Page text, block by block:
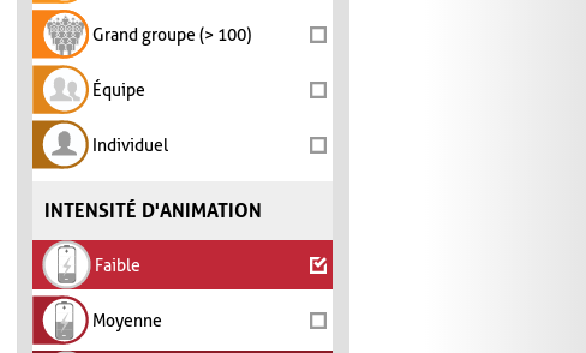
Grand groupe (> 100)
Équipe
Individuel
INTENSITÉ D'ANIMATION
Faible
Moyenne